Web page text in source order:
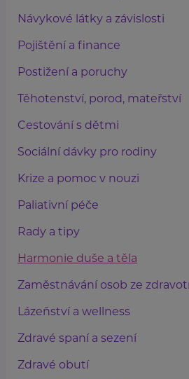
Návykové látky a závislosti
Pojištění a finance
Postižení a poruchy
Těhotenství, porod, mateřství
Cestování s dětmi
Sociální dávky pro rodiny
Krize a pomoc v nouzi
Paliativní péče
Rady a tipy
Harmonie duše a těla
Zaměstnávání osob ze
Lázeňství a wellness
Zdravé spaní a sezení
Zdravé obutí